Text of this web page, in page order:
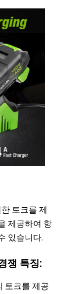
토크를 제
제공하여 항
있습니다.
쟁 특징:
토크를 제공